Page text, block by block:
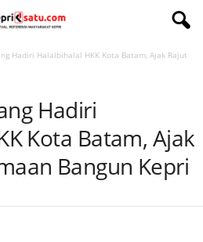
Hadiri Halalbihalal HKK Kota Batam, Ajak Rajut
Hadiri
Kota Batam, Ajak
Bangun Kepri